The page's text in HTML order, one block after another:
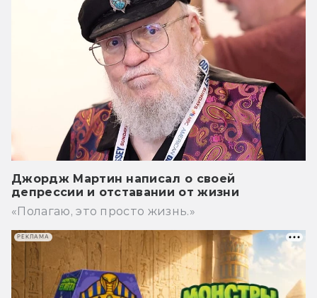
Джордж Мартин написал о своей
депрессии и отставании от жизни
«Полагаю, это просто жизнь.»
РЕКЛАМА